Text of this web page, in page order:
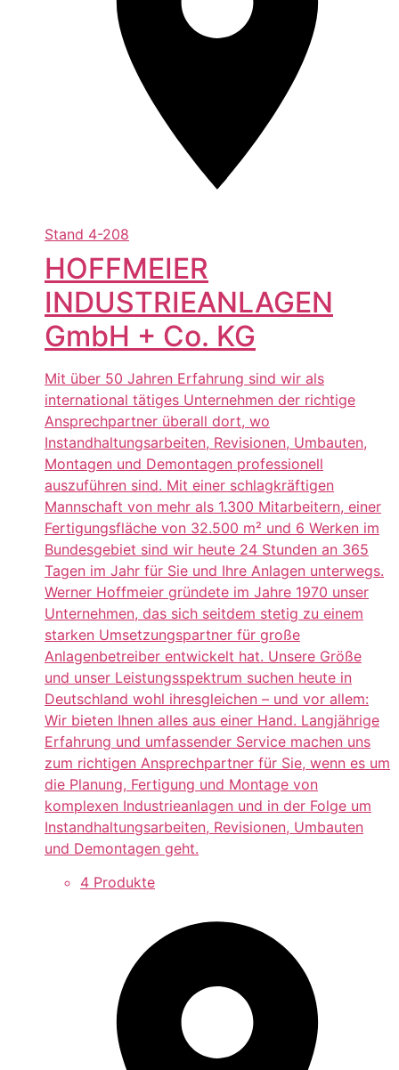
Stand 4-208
HOFFMEIER
INDUSTRIEANLAGEN
GmbH + Co. KG
Mit über 50 Jahren Erfahrung sind wir als
international tätiges Unternehmen der richtige
Ansprechpartner überall dort, wo
Instandhaltungsarbeiten, Revisionen, Umbauten,
Montagen und Demontagen professionell
auszuführen sind. Mit einer schlagkräftigen
Mannschaft von mehr als 1.300 Mitarbeitern, einer
Fertigungsfläche von 32.500 m² und 6 Werken im
Bundesgebiet sind wir heute 24 Stunden an 365
Tagen im Jahr für Sie und Ihre Anlagen unterwegs.
Werner Hoffmeier gründete im Jahre 1970 unser
Unternehmen, das sich seitdem stetig zu einem
starken Umsetzungspartner für große
Anlagenbetreiber entwickelt hat. Unsere Größe
und unser Leistungsspektrum suchen heute in
Deutschland wohl ihresgleichen – und vor allem:
Wir bieten Ihnen alles aus einer Hand. Langjährige
Erfahrung und umfassender Service machen uns
zum richtigen Ansprechpartner für Sie, wenn es um
die Planung, Fertigung und Montage von
komplexen Industrieanlagen und in der Folge um
Instandhaltungsarbeiten, Revisionen, Umbauten
und Demontagen geht.
4 Produkte